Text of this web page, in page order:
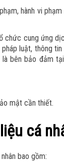
hành vi
chức cung ứng
luật, thông
bên bảo đảm
mật cần thiết.
cá
bao gồm: